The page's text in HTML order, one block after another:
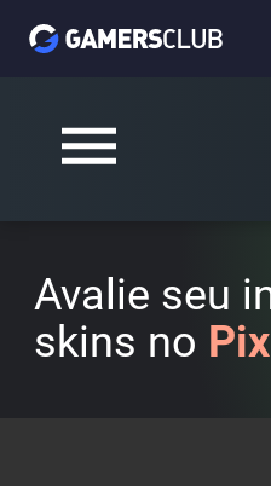
Avalie seu
skins no